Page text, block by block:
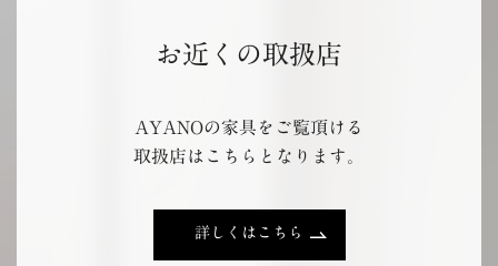
お近くの取扱店
AYANOの家具をご覧頂ける
取扱店はこちらとなります。
詳しくはこちら